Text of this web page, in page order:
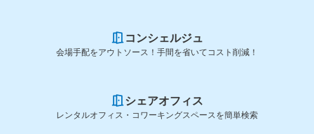
コンシェルジュ
会場手配をアウトソース！手間を省いてコスト削減！
シェアオフィス
レンタルオフィス・コワーキングスペースを簡単検索